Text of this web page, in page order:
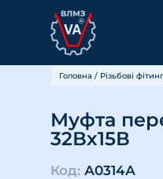
Головна / Різьбові
Муфта
32Вх15В
Код: А0314А